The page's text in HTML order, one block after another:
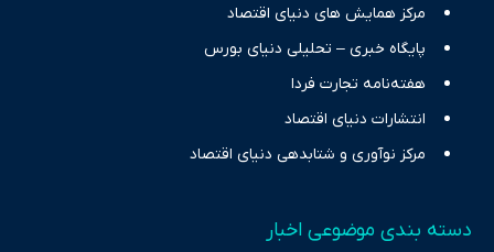
مرکز همایش های دنیای اقتصاد
پایگاه خبری – تحلیلی دنیای بورس
هفته‌نامه تجارت فردا
انتشارات دنیای اقتصاد
مرکز نوآوری و شتابدهی دنیای اقتصاد
دسته بندی موضوعی اخبار